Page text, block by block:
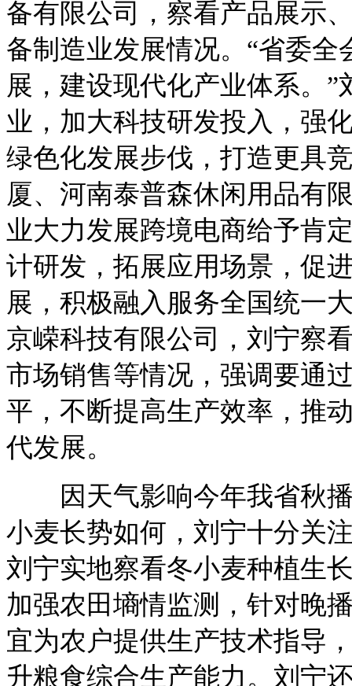
备有限公司，察看产品展示
备制造业发展情况。“省委
展，建设现代化产业体系。
业，加大科技研发投入，强
绿色化发展步伐，打造更具
厦、河南泰普森休闲用品有
业大力发展跨境电商给予肯
计研发，拓展应用场景，促
展，积极融入服务全国统一
京嵘科技有限公司，刘宁察
市场销售等情况，强调要通
平，不断提高生产效率，推
代发展。
因天气影响今年我省秋播
小麦长势如何，刘宁十分关
刘宁实地察看冬小麦种植生
加强农田墒情监测，针对晚
宜为农户提供生产技术指导
升粮食综合生产能力。刘宁